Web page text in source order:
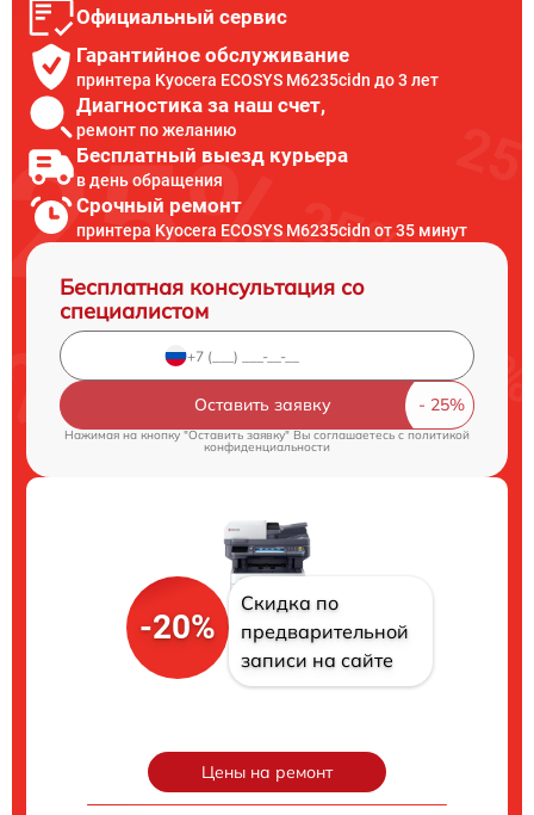
Официальный сервис
Гарантийное обслуживание
принтера Kyocera ECOSYS M6235cidn до 3 лет
Диагностика за наш счет,
ремонт по желанию
Бесплатный выезд курьера
в день обращения
Срочный ремонт
принтера Kyocera ECOSYS M6235cidn от 35 минут
Бесплатная консультация со
специалистом
Оставить заявку
Нажимая на кнопку "Оставить заявку" Вы соглашаетесь c политикой
конфиденциальности
-20%
Скидка по
предварительной
записи на сайте
Цены на ремонт